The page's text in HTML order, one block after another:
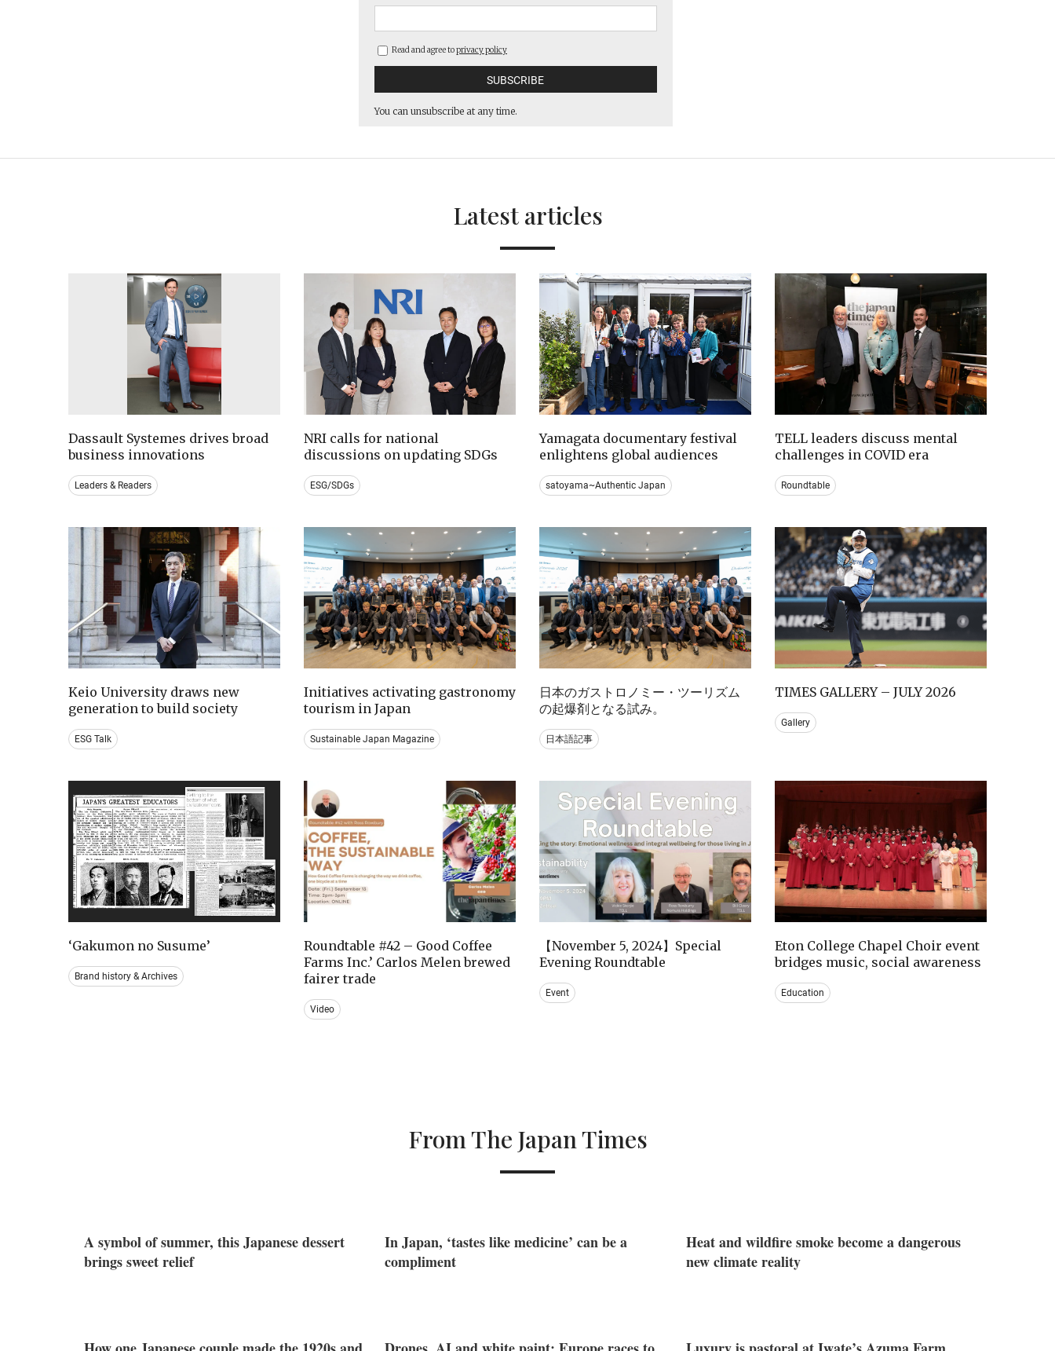
Read and agree toprivacy policy
You can unsubscribe at any time.
Latest articles
Dassault Systemes drives broad
business innovations
Leaders & Readers
NRI calls for national
discussions on updating SDGs
ESG/SDGs
Yamagata documentary festival
enlightens global audiences
satoyama~Authentic Japan
TELL leaders discuss mental
challenges in COVID era
Roundtable
Keio University draws new
generation to build society
ESG Talk
Initiatives activating gastronomy
tourism in Japan
Sustainable Japan Magazine
日本のガストロノミー・ツーリズム
の起爆剤となる試み。
日本語記事
TIMES GALLERY – JULY 2026
Gallery
‘Gakumon no Susume’
Brand history & Archives
Roundtable #42 – Good Coffee
Farms Inc.’ Carlos Melen brewed
fairer trade
Video
【November 5, 2024】Special
Evening Roundtable
Event
Eton College Chapel Choir event
bridges music, social awareness
Education
From The Japan Times
A symbol of summer, this Japanese dessert
brings sweet relief
In Japan, ‘tastes like medicine’ can be a
compliment
Heat and wildfire smoke become a dangerous
new climate reality